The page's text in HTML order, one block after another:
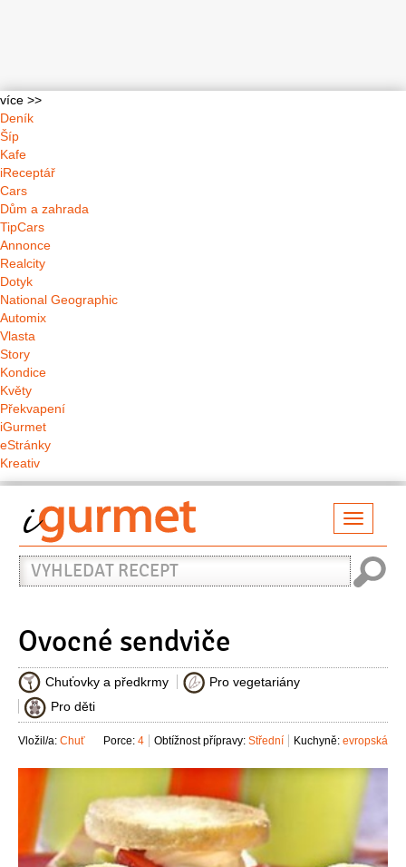
více >>
Deník
Šíp
Kafe
iReceptář
Cars
Dům a zahrada
TipCars
Annonce
Realcity
Dotyk
National Geographic
Automix
Vlasta
Story
Kondice
Květy
Překvapení
iGurmet
eStránky
Kreativ
Vyhledat
recept
Ovocné sendviče
Chuťovky a předkrmy
Pro vegetariány
Pro děti
Vložil/a: Chuť Kuchyně: evropská
Obtížnost přípravy: Střední
Porce: 4